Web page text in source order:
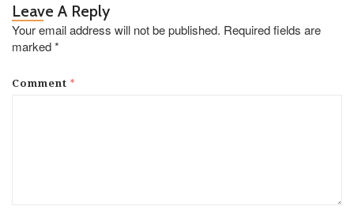
Leave A Reply
Your email address will not be published. Required fields are
marked*
Comment *